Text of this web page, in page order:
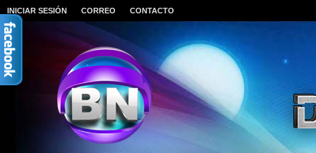
INICIAR SESIÓN CORREO CONTACTO